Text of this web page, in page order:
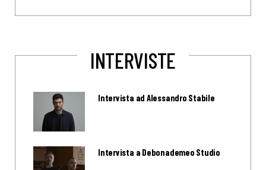
INTERVISTE
Intervista ad Alessandro Stabile
Intervista a Debonademeo Studio